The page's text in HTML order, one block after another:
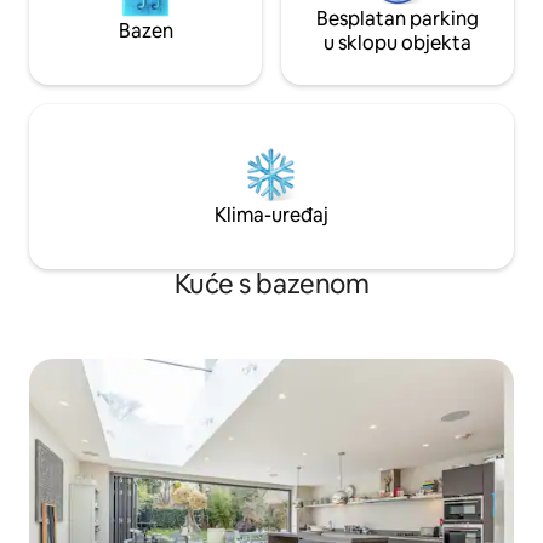
Bazen
Besplatan parking
u sklopu objekta
Klima-uređaj
Kuće s bazenom